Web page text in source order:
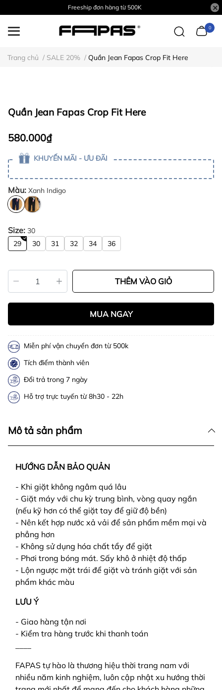
Freeship đơn hàng từ 500K
0
Trang chủ / SALE 20% / Quần Jean Fapas Crop Fit Here
Quần Jean Fapas Crop Fit Here
580.000₫
KHUYẾN MÃI - ƯU ĐÃI
Màu: Xanh Indigo
Size: 30
29
30 31 32 34 36
THÊM VÀO GIỎ
MUA NGAY
Miễn phí vận chuyển đơn từ 500k
Tích điểm thành viên
Đổi trả trong 7 ngày
Hỗ trợ trực tuyến từ 8h30 - 22h
Mô tả sản phẩm
HƯỚNG DẪN BẢO QUẢN
- Khi giặt không ngâm quá lâu
- Giặt máy với chu kỳ trung bình, vòng quay ngắn
(nếu kỹ hơn có thể giặt tay để giữ độ bền)
- Nên kết hợp nước xả vải để sản phẩm mềm mại và
phẳng hơn
- Không sử dụng hóa chất tẩy để giặt
- Phơi trong bóng mát. Sấy khô ở nhiệt độ thấp
- Lộn ngược mặt trái để giặt và tránh giặt với sản
phẩm khác màu
LƯU Ý
- Giao hàng tận nơi
- Kiểm tra hàng trước khi thanh toán
FAPAS tự hào là thương hiệu thời trang nam với
nhiều năm kinh nghiệm, luôn cập nhật xu hướng thời